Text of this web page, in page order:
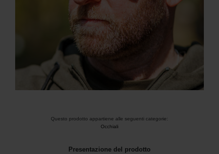
Questo prodotto appartiene alle seguenti categorie:
Occhiali
Presentazione del prodotto